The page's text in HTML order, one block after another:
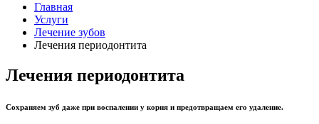
Главная
Услуги
Лечение зубов
Лечения периодонтита
Лечения периодонтита
Сохраняем зуб даже при воспалении у корня и предотвращаем его удаление.